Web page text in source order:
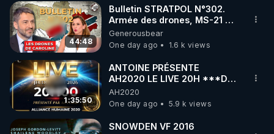
44:48
Bulletin STRATPOL N°302.
Armée des drones, MS-21 en
série, missiles coréens.
07.08.2026.
Generousbear
One day ago
1.6 k views
1:35:50
ANTOINE PRÉSENTE
AH2020 LE LIVE 20H ***DU
06/08/2026***
AH2020
One day ago
5.9 k views
SNOWDEN VF 2016